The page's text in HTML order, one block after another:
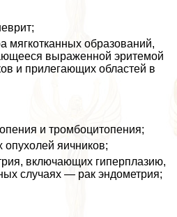
мягкотканных образований,
выраженной эритемой
и прилегающих областей в
и тромбоцитопения;
опухолей яичников;
включающих гиперплазию,
случаях — paк эндометрия;